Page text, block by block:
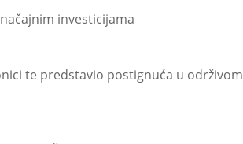
investicijama
te predstavio postignuća u održivom